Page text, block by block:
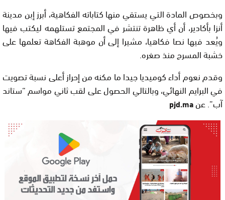
وبخصوص المادة التي يستقي منها كتاباته الفكاهية، أبرز إبن مدينة
أنزا بأكادير، أن أي ظاهرة تنتشر في المجتمع تستلهمه ليكتب فيها
ويُعد فيها نصا فكاهيا، مشيرا إلى أن موهبة الفكاهة تعلمها على
خشبة المسرح منذ صغره.
وقدم نعوم أداء كوميديا جيدا ما مكنه من إحراز أعلى نسبة تصويت
في البرايم النهائي، وبالتالي الحصول على لقب ثاني مواسم “ستاند
آب”. عنpjd.ma